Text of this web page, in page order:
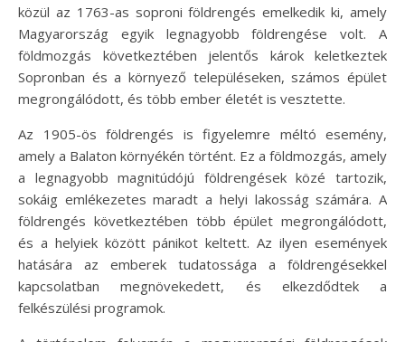
közül az 1763-as soproni földrengés emelkedik ki, amely
Magyarország egyik legnagyobb földrengése volt. A
földmozgás következtében jelentős károk keletkeztek
Sopronban és a környező településeken, számos épület
megrongálódott, és több ember életét is vesztette.
Az 1905-ös földrengés is figyelemre méltó esemény,
amely a Balaton környékén történt. Ez a földmozgás, amely
a legnagyobb magnitúdójú földrengések közé tartozik,
sokáig emlékezetes maradt a helyi lakosság számára. A
földrengés következtében több épület megrongálódott,
és a helyiek között pánikot keltett. Az ilyen események
hatására az emberek tudatossága a földrengésekkel
kapcsolatban megnövekedett, és elkezdődtek a
felkészülési programok.